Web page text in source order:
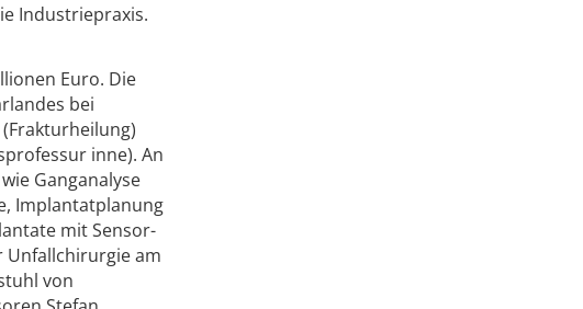
Industriepraxis.
Euro. Die
bei
inne). An
Ganganalyse
Implantatplanung
mit Sensor-
Unfallchirurgie am
von